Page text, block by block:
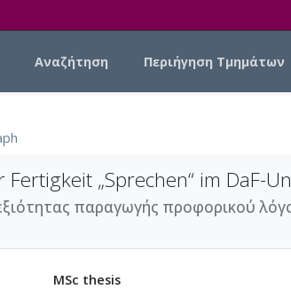
Αναζήτηση Περιήγηση Τμημάτων
„Sprechen“ im DaF-
παραγωγής προφορικού
MSc thesis